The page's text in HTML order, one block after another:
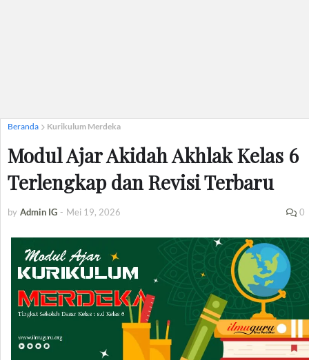
Beranda Kurikulum Merdeka
Modul Ajar Akidah Akhlak Kelas 6
Terlengkap dan Revisi Terbaru
by Admin IG - Mei 19, 2026 0